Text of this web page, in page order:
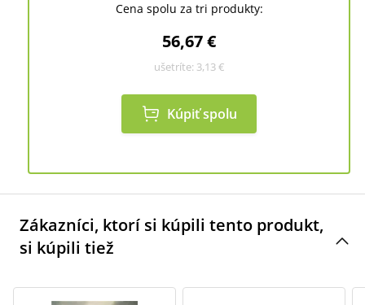
Cena spolu za tri produkty:
56,67 €
ušetríte: 3,13 €
Kúpiť spolu
Zákazníci, ktorí si kúpili tento produkt,
si kúpili tiež